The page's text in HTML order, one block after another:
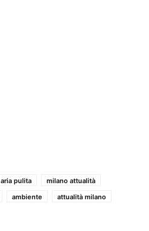
aria pulita
milano attualità
ambiente
attualità milano